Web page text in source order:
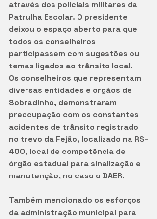
através dos policiais militares da
Patrulha Escolar. O presidente
deixou o espaço aberto para que
todos os conselheiros
participassem com sugestões ou
temas ligados ao trânsito local.
Os conselheiros que representam
diversas entidades e órgãos de
Sobradinho, demonstraram
preocupação com os constantes
acidentes de trânsito registrado
no trevo da Fejão, localizado na RS-
400, local de competência de
órgão estadual para sinalização e
manutenção, no caso o DAER.
Também mencionado os esforços
da administração municipal para